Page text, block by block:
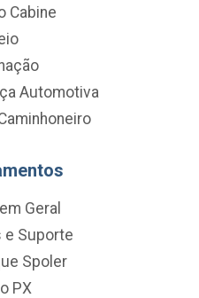
Cabine
Automotiva
Geral
e Suporte
Spoler
PX